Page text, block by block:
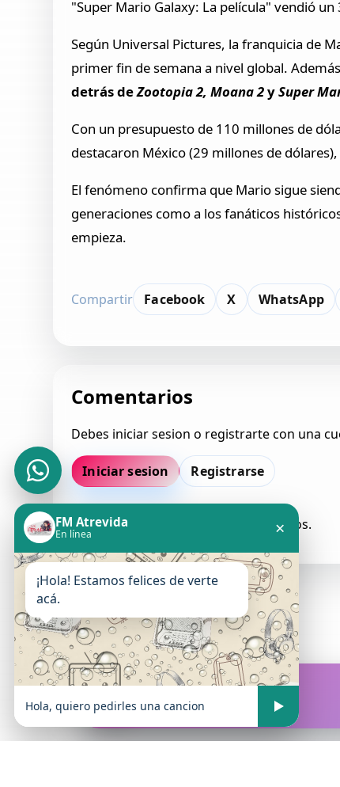
"Super Mario Galaxy: La película" vendió
Según Universal Pictures, la franquicia de
primer fin de semana a nivel global.
detrás deZootopia 2, Moana 2ySuper
Con un presupuesto de 110 millones de
destacaron México (29 millones de
El fenómeno confirma que Mario sigue
generaciones como a los fanáticos
empieza.
Compartir Facebook X WhatsApp
Comentarios
Debes iniciar sesion o registrarte con una
Iniciar sesion Registrarse
Todavia no hay comentarios aprobados.
FM Atrevida
En vivo
FM Atrevida
En línea ×
¡Hola! Estamos felices de verte
acá.